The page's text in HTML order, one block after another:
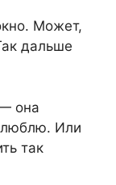
Может,
дальше
она
люблю. Или
так